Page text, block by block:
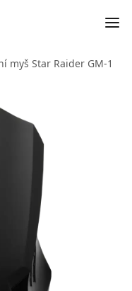
myš Star Raider GM-1